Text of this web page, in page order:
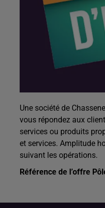
Une société de
vous répondez aux
services ou produits
et services. Amplitude
suivant les opérations.
Référence de l’offre